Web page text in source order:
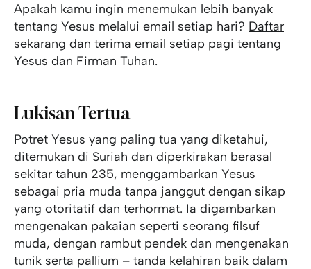
Apakah kamu ingin menemukan lebih banyak
tentang Yesus melalui email setiap hari? Daftar
sekarang dan terima email setiap pagi tentang
Yesus dan Firman Tuhan.
Lukisan Tertua
Potret Yesus yang paling tua yang diketahui,
ditemukan di Suriah dan diperkirakan berasal
sekitar tahun 235, menggambarkan Yesus
sebagai pria muda tanpa janggut dengan sikap
yang otoritatif dan terhormat. Ia digambarkan
mengenakan pakaian seperti seorang filsuf
muda, dengan rambut pendek dan mengenakan
tunik serta pallium – tanda kelahiran baik dalam